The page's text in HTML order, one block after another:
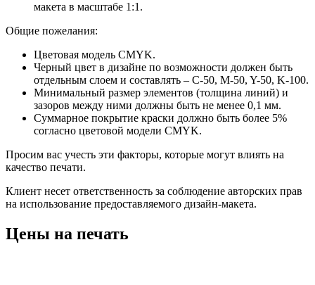
макета в масштабе 1:1.
Общие пожелания:
Цветовая модель CMYK.
Черный цвет в дизайне по возможности должен быть
отдельным слоем и составлять – C-50, M-50, Y-50, K-100.
Минимальный размер элементов (толщина линий) и
зазоров между ними должны быть не менее 0,1 мм.
Суммарное покрытие краски должно быть более 5%
согласно цветовой модели CMYK.
Просим вас учесть эти факторы, которые могут влиять на
качество печати.
Клиент несет ответственность за соблюдение авторских прав
на использование предоставляемого дизайн-макета.
Цены на печать